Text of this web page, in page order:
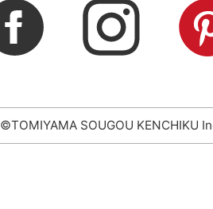
©TOMIYAMA SOUGOU KENCHIKU